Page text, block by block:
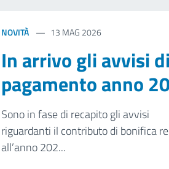
NOVITÀ 13 MAG 2026
In arrivo gli avvisi di
pagamento anno
Sono in fase di recapito gli avvisi
riguardanti il contributo di bonifica
all’anno 202...